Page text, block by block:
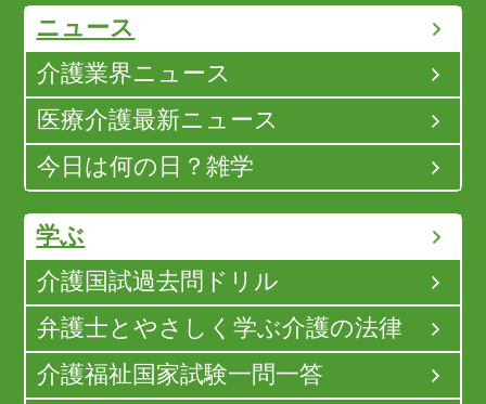
ニュース
介護業界ニュース
医療介護最新ニュース
今日は何の日？雑学
学ぶ
介護国試過去問ドリル
弁護士とやさしく学ぶ介護の法律
介護福祉国家試験一問一答